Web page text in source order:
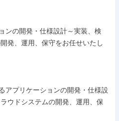
ンの開発・仕様設計～実装、検
発、運用、保守をお任せいたし
アプリケーションの開発・仕様設
ウドシステムの開発、運用、保